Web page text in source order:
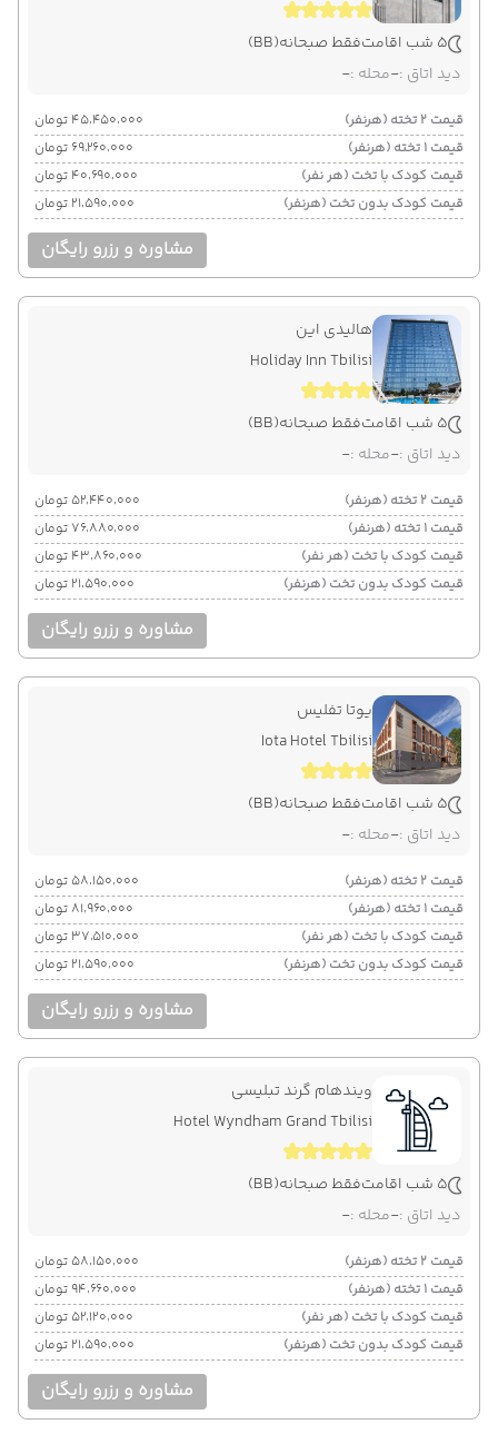
5 شب اقامت فقط صبحانه(BB)
دید اتاق :-محله :-
قیمت 2 تخته (هرنفر)
۴۵٬۴۵۰٬۰۰۰ تومان
قیمت 1 تخته (هرنفر)
۶۹٬۲۶۰٬۰۰۰ تومان
قیمت کودک با تخت (هر نفر)
۴۰٬۶۹۰٬۰۰۰ تومان
قیمت کودک بدون تخت (هرنفر)
۲۱٬۵۹۰٬۰۰۰ تومان
مشاوره و رزرو رایگان
هالیدی این
Holiday Inn Tbilisi
5 شب اقامت فقط صبحانه(BB)
دید اتاق :-محله :-
قیمت 2 تخته (هرنفر)
۵۲٬۴۴۰٬۰۰۰ تومان
قیمت 1 تخته (هرنفر)
۷۶٬۸۸۰٬۰۰۰ تومان
قیمت کودک با تخت (هر نفر)
۴۳٬۸۶۰٬۰۰۰ تومان
قیمت کودک بدون تخت (هرنفر)
۲۱٬۵۹۰٬۰۰۰ تومان
مشاوره و رزرو رایگان
یوتا تفلیس
Iota Hotel Tbilisi
5 شب اقامت فقط صبحانه(BB)
دید اتاق :-محله :-
قیمت 2 تخته (هرنفر)
۵۸٬۱۵۰٬۰۰۰ تومان
قیمت 1 تخته (هرنفر)
۸۱٬۹۶۰٬۰۰۰ تومان
قیمت کودک با تخت (هر نفر)
۳۷٬۵۱۰٬۰۰۰ تومان
قیمت کودک بدون تخت (هرنفر)
۲۱٬۵۹۰٬۰۰۰ تومان
مشاوره و رزرو رایگان
ویندهام گرند تبلیسی
Hotel Wyndham Grand Tbilisi
5 شب اقامت فقط صبحانه(BB)
دید اتاق :-محله :-
قیمت 2 تخته (هرنفر)
۵۸٬۱۵۰٬۰۰۰ تومان
قیمت 1 تخته (هرنفر)
۹۴٬۶۶۰٬۰۰۰ تومان
قیمت کودک با تخت (هر نفر)
۵۲٬۱۲۰٬۰۰۰ تومان
قیمت کودک بدون تخت (هرنفر)
۲۱٬۵۹۰٬۰۰۰ تومان
مشاوره و رزرو رایگان